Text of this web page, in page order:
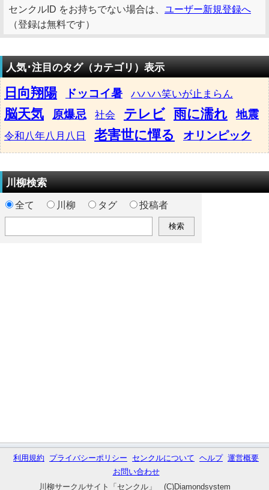
センクルID をお持ちでない場合は、 ユーザー新規登録へ
（登録は無料です）
人気･注目のタグ（カテゴリ）表示
日向翔陽 ドッコイ暑 ハハハ笑いが止まらん
脳天気 原爆忌 社会 テレビ 雨に濡れ 地震
令和八年八月八日 老害世に憚る オリンピック
川柳検索
全て 川柳 タグ 投稿者
利用規約 プライバシーポリシー センクルについて ヘルプ 運営概要
お問い合わせ
川柳サークルサイト「センクル」 (C)Diamondsystem